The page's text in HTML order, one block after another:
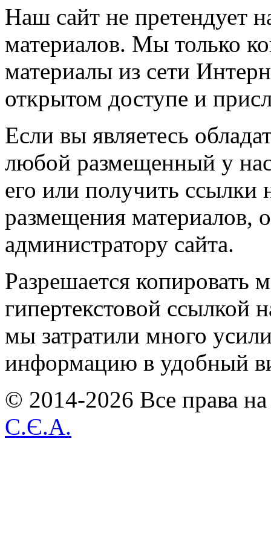
Наш сайт не претендует
материалов. Мы только
материалы из сети
открытом доступе и
Если вы являетесь
любой размещенный у
его или получить ссылки
размещения материалов,
администратору сайта.
Разрешается копировать
гипертекстовой ссылкой
мы затратили много
информацию в удобный
© 2014-2026 Все права
С.Є.А.